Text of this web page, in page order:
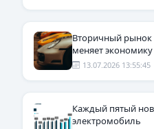
Вторичный рынок
меняет
13.07.2026 13:55:45
Каждый пятый
электромобиль